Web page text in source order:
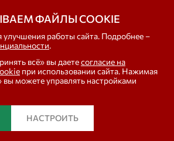
компания «Тензо-М» —
вагонные, бункерные,
весовые дозаторы для фасовки,
ФАЙЛЫ COOKIE
работы сайта. Подробнее –
.
всё» вы даетесогласие на
при использовании сайта. Нажимая
вы можете управлять настройками
НАСТРОИТЬ